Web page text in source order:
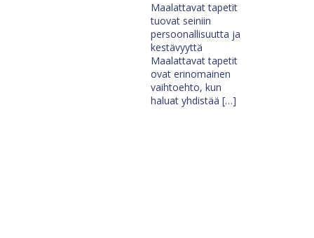
Maalattavat tapetit
tuovat seiniin
persoonallisuutta ja
kestävyyttä
Maalattavat tapetit
ovat erinomainen
vaihtoehto, kun
haluat yhdistää […]